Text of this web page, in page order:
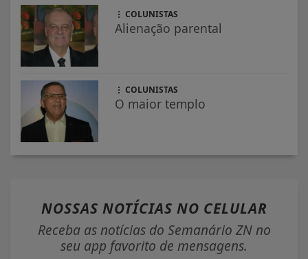
COLUNISTAS
Alienação parental
COLUNISTAS
O maior templo
NOSSAS NOTÍCIAS NO CELULAR
Receba as notícias do Semanário ZN no
seu app favorito de mensagens.